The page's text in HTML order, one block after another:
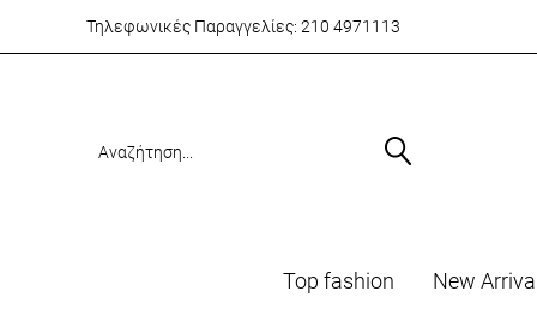
Τηλεφωνικές Παραγγελίες: 210 4971113
Top fashion Νew